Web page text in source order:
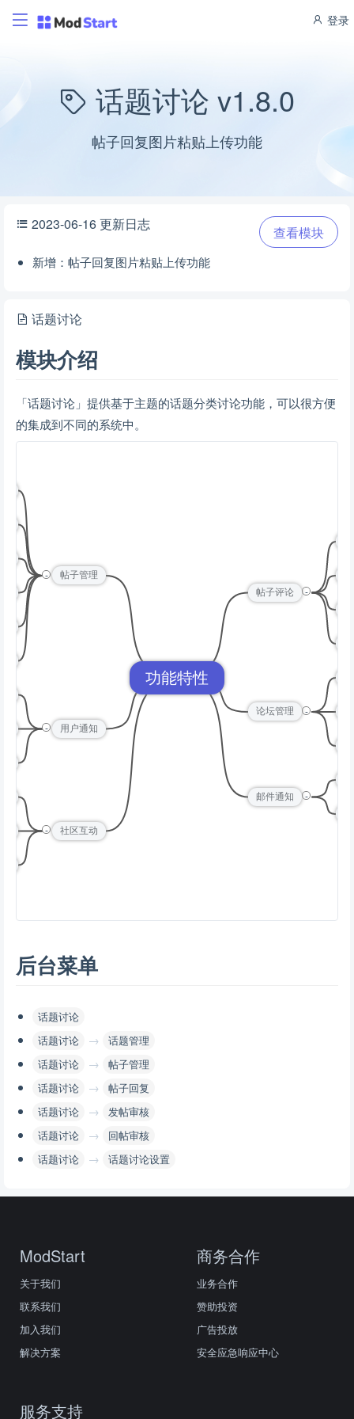
登录
话题讨论 v1.8.0
帖子回复图片粘贴上传功能
查看模块
2023-06-16 更新日志
新增：帖子回复图片粘贴上传功能
话题讨论
模块介绍
「话题讨论」提供基于主题的话题分类讨论功能，可以很方便
的集成到不同的系统中。
功能特性
- 帖子管理
-
帖子评论
- 用户通知
-
论坛管理
- 社区互动
-
邮件通知
后台菜单
话题讨论
话题讨论
→
话题管理
话题讨论
→
帖子管理
话题讨论
→
帖子回复
话题讨论
→
发帖审核
话题讨论
→
回帖审核
话题讨论
→ 话题讨论设置
ModStart
关于我们
联系我们
加入我们
解决方案
商务合作
业务合作
赞助投资
广告投放
安全应急响应中心
服务支持